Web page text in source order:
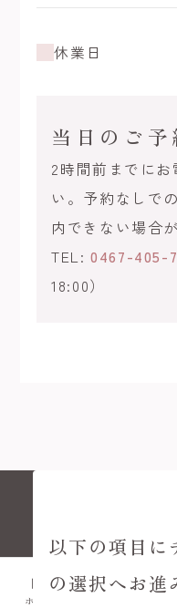
ホーム
休業日
当日のご予
2時間前までに
い。予約なしで
内できない場合
TEL:0467-405-
18:00）
以下の項目に
の選択へお進